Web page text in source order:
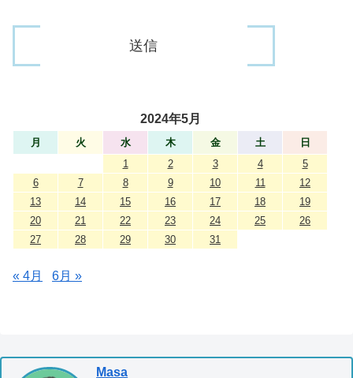
2024年5月
月 火 水 木 金 土
日
1
2 3 4
5
6
7 8 9 10 11
12
13
14 15 16 17 18
19
20
21 22 23 24 25
26
27
28 29 30 31
« 4月 6月 »
Masa